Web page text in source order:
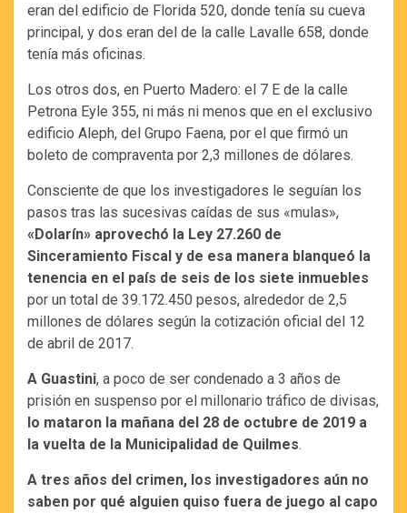
eran del edificio de Florida 520, donde tenía su cueva
principal, y dos eran del de la calle Lavalle 658, donde
tenía más oficinas.
Los otros dos, en Puerto Madero: el 7 E de la calle
Petrona Eyle 355, ni más ni menos que en el exclusivo
edificio Aleph, del Grupo Faena, por el que firmó un
boleto de compraventa por 2,3 millones de dólares.
Consciente de que los investigadores le seguían los
pasos tras las sucesivas caídas de sus «mulas»,
«Dolarín» aprovechó la Ley 27.260 de
Sinceramiento Fiscal y de esa manera blanqueó la
tenencia en el país de seis de los siete inmuebles
por un total de 39.172.450 pesos, alrededor de 2,5
millones de dólares según la cotización oficial del 12
de abril de 2017.
A Guastini, a poco de ser condenado a 3 años de
prisión en suspenso por el millonario tráfico de divisas,
lo mataron la mañana del 28 de octubre de 2019 a
la vuelta de la Municipalidad de Quilmes.
A tres años del crimen, los investigadores aún no
saben por qué alguien quiso fuera de juego al capo